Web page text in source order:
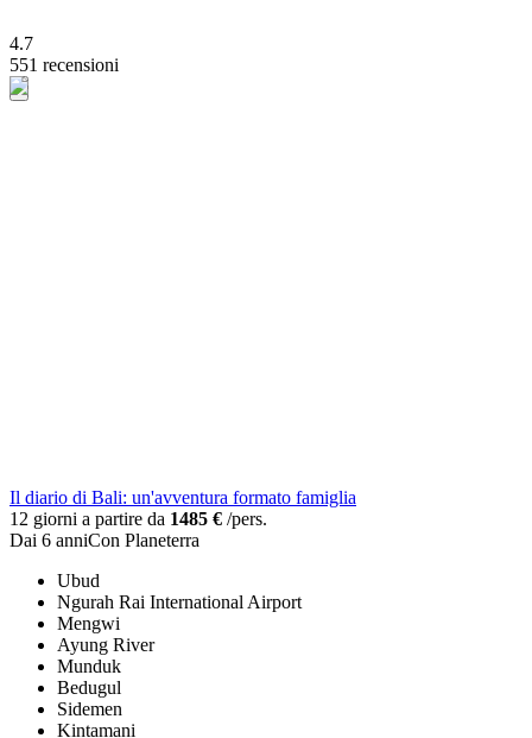
4.7
551 recensioni
Il diario di Bali: un'avventura formato famiglia
12 giorni a partire da 1485 € /pers.
Dai 6 anniCon Planeterra
Ubud
Ngurah Rai International Airport
Mengwi
Ayung River
Munduk
Bedugul
Sidemen
Kintamani